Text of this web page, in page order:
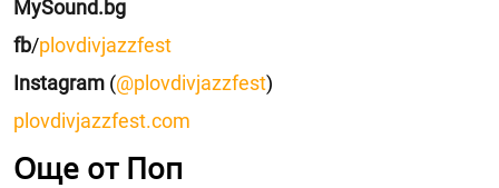
MySound.bg
fb/plovdivjazzfest
Instagram (@plovdivjazzfest)
plovdivjazzfest.com
Още от Поп